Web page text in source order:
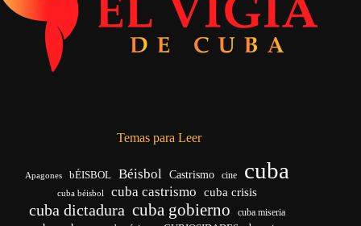
Temas para Leer
Apagones bÉISBOL Béisbol Castrismo cine cuba
cuba béisbol cuba castrismo cuba crisis
cuba dictadura cuba gobierno cuba miseria